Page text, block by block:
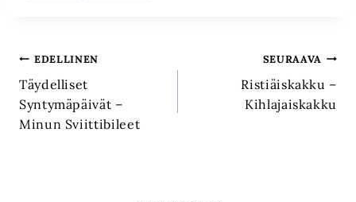
Artikkelien
selaus
EDELLINEN
Täydelliset
Syntymäpäivät –
Minun Sviittibileet
SEURAAVA
Ristiäiskakku –
Kihlajaiskakku